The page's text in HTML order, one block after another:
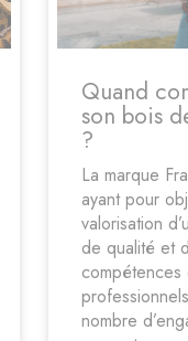
Quand
son bois
?
La marque
ayant pour
valorisation
de qualité et
compétences
nombre